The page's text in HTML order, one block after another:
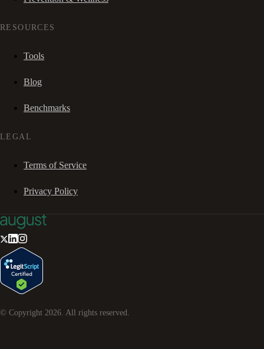
RESOURCES
Tools
Blog
Benchmarks
LEGAL
Terms of Service
Privacy Policy
© Copyright 2026 . All rights reserved.